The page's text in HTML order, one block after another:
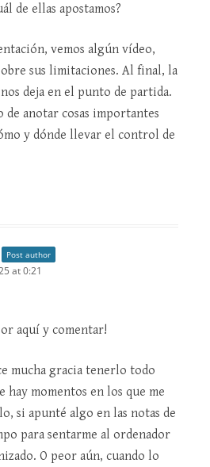
de ellas apostamos?
vemos algún vídeo,
sus limitaciones. Al final, la
deja en el punto de partida.
de anotar cosas importantes
y dónde llevar el control de
Post author
at 0:21
aquí y comentar!
mucha gracia tenerlo todo
hay momentos en los que me
si apunté algo en las notas de
para sentarme al ordenador
O peor aún, cuando lo